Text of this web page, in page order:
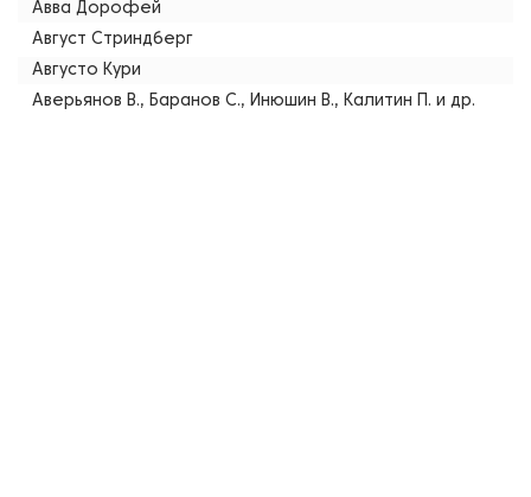
Авва Дорофей
Август Стриндберг
Августо Кури
Аверьянов В., Баранов С., Инюшин В., Калитин П. и др.